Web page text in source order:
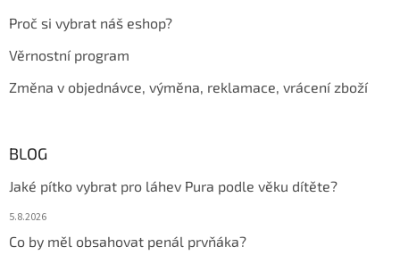
s
Proč si vybrat náš eshop?
Věrnostní program
Změna v objednávce, výměna, reklamace, vrácení zboží
BLOG
Jaké pítko vybrat pro láhev Pura podle věku dítěte?
5.8.2026
Co by měl obsahovat penál prvňáka?